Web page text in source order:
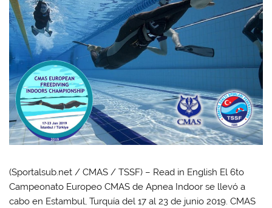
(Sportalsub.net / CMAS / TSSF) – Read in English El 6to
Campeonato Europeo CMAS de Apnea Indoor se llevó a
cabo en Estambul, Turquía del 17 al 23 de junio 2019. CMAS